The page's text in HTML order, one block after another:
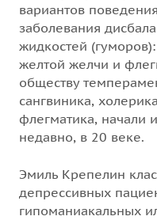
вариантов
заболевания
жидкостей
желтой желчи и
обществу
сангвиника,
флегматика, начали
недавно, в 20 веке.
Эмиль Крепелин
депрессивных
гипоманиакальных